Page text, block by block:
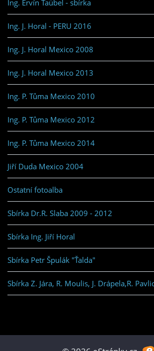
Ing. Ervín Taübel - sbírka
Ing. J. Horal - PERU 2016
Ing. J. Horal Mexico 2008
Ing. J. Horal Mexico 2013
Ing. P. Tůma Mexico 2010
Ing. P. Tůma Mexico 2012
Ing. P. Tůma Mexico 2014
Jiří Duda Mexico 2004
Ostatní fotoalba
Sbírka Dr.R. Slaba 2009 - 2012
Sbírka Ing. Jiří Horal
Sbírka Petr Špulák "Ťalda"
Sbírka Z. Jára, R. Moulis, J. Drápela,R.